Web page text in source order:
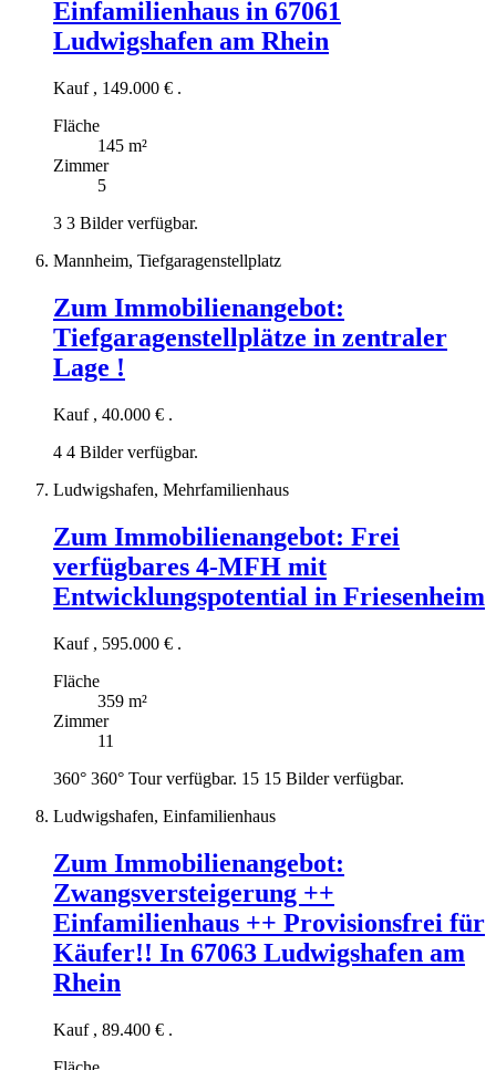
Einfamilienhaus in 67061
Ludwigshafen am Rhein
Kauf , 149.000 € .
Fläche
145 m²
Zimmer
5
3 3 Bilder verfügbar.
Mannheim, Tiefgaragenstellplatz
Zum Immobilienangebot:
Tiefgaragenstellplätze in zentraler
Lage !
Kauf , 40.000 € .
4 4 Bilder verfügbar.
Ludwigshafen, Mehrfamilienhaus
Zum Immobilienangebot: Frei
verfügbares 4-MFH mit
Entwicklungspotential in Friesenheim
Kauf , 595.000 € .
Fläche
359 m²
Zimmer
11
360° 360° Tour verfügbar. 15 15 Bilder verfügbar.
Ludwigshafen, Einfamilienhaus
Zum Immobilienangebot:
Zwangsversteigerung ++
Einfamilienhaus ++ Provisionsfrei für
Käufer!! In 67063 Ludwigshafen am
Rhein
Kauf , 89.400 € .